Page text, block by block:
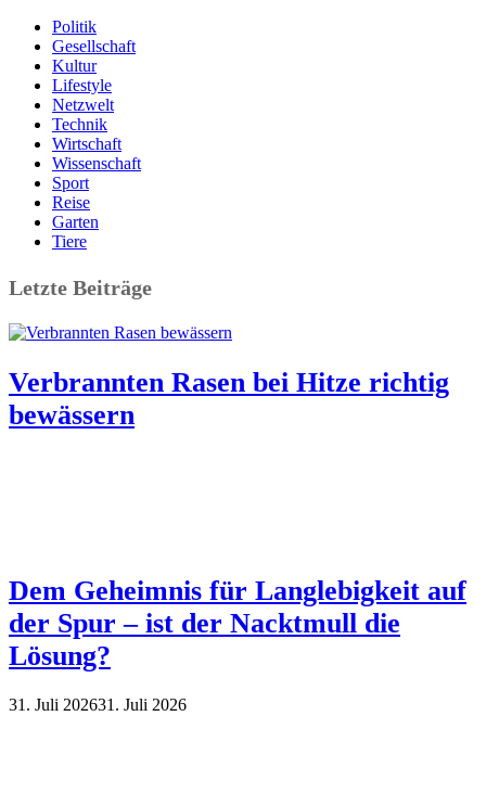
Politik
Gesellschaft
Kultur
Lifestyle
Netzwelt
Technik
Wirtschaft
Wissenschaft
Sport
Reise
Garten
Tiere
Letzte Beiträge
Verbrannten Rasen bei Hitze richtig
bewässern
Dem Geheimnis für Langlebigkeit auf
der Spur – ist der Nacktmull die
Lösung?
31. Juli 202631. Juli 2026